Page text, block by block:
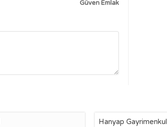
Güven Emlak
Hanyap Gayrimenkul